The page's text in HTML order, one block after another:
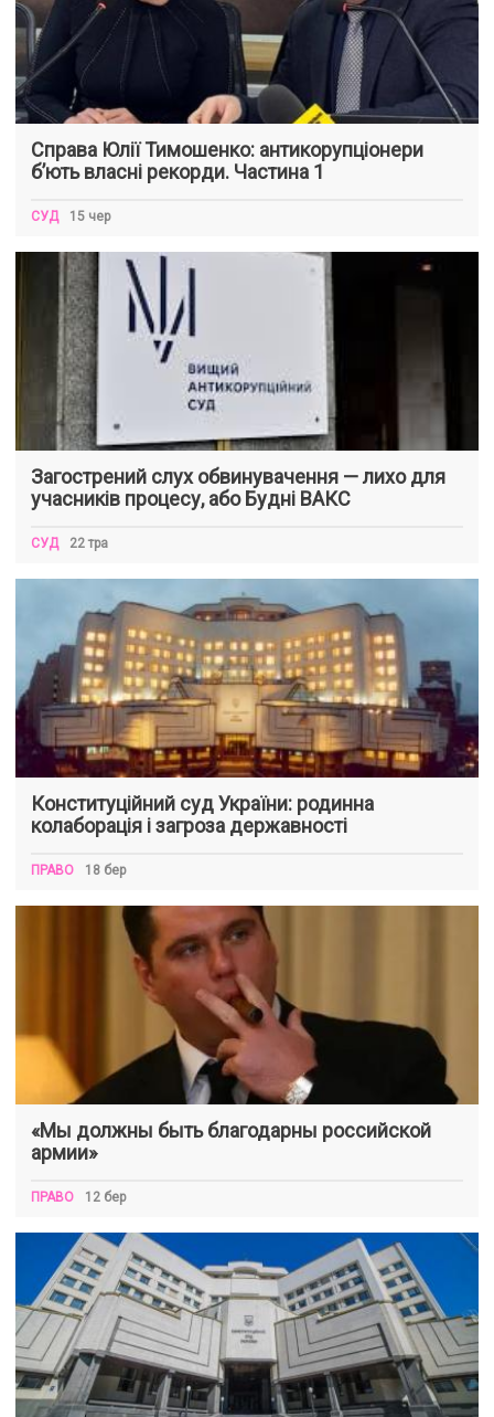
Справа Юлії Тимошенко: антикорупціонери
б’ють власні рекорди. Частина 1
СУД 15 чер
Загострений слух обвинувачення — лихо для
учасників процесу, або Будні ВАКС
СУД 22 тра
Конституційний суд України: родинна
колаборація і загроза державності
ПРАВО 18 бер
«Мы должны быть благодарны российской
армии»
ПРАВО 12 бер